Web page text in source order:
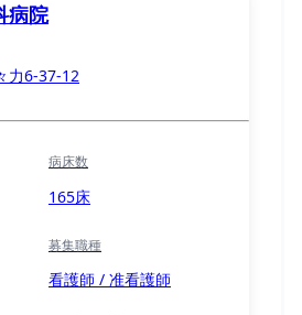
病院
力6-37-12
病床数
165床
募集職種
看護師 / 准看護師